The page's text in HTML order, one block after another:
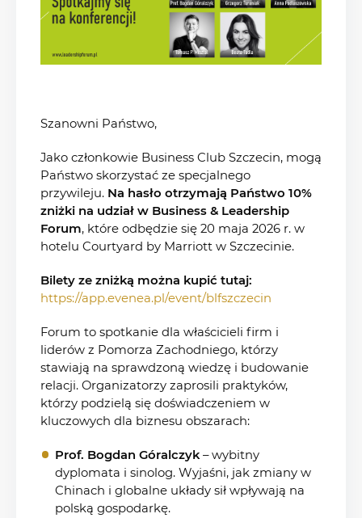
Szanowni Państwo,
Jako członkowie Business Club Szczecin, mogą
Państwo skorzystać ze specjalnego
przywileju. Na hasło otrzymają Państwo 10%
zniżki na udział w Business & Leadership
Forum, które odbędzie się 20 maja 2026 r. w
hotelu Courtyard by Marriott w Szczecinie.
Bilety ze zniżką można kupić tutaj:
https://app.evenea.pl/event/blfszczecin
Forum to spotkanie dla właścicieli firm i
liderów z Pomorza Zachodniego, którzy
stawiają na sprawdzoną wiedzę i budowanie
relacji. Organizatorzy zaprosili praktyków,
którzy podzielą się doświadczeniem w
kluczowych dla biznesu obszarach:
Prof. Bogdan Góralczyk– wybitny
dyplomata i sinolog. Wyjaśni, jak zmiany w
Chinach i globalne układy sił wpływają na
polską gospodarkę.